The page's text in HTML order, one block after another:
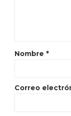
Nombre *
Correo